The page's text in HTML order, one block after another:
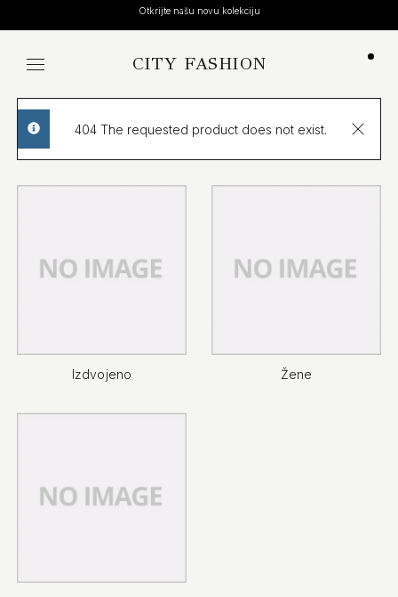
Otkrijte našu novu kolekciju
CITY FASHION
info
404 The requested product does not exist.
Izdvojeno Žene